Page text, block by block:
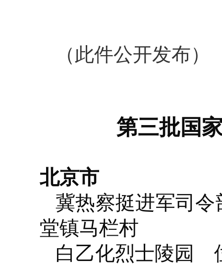
（此件公开发布）
第三批国
北京市
冀热察挺进军司
堂镇马栏村
白乙化烈士陵园